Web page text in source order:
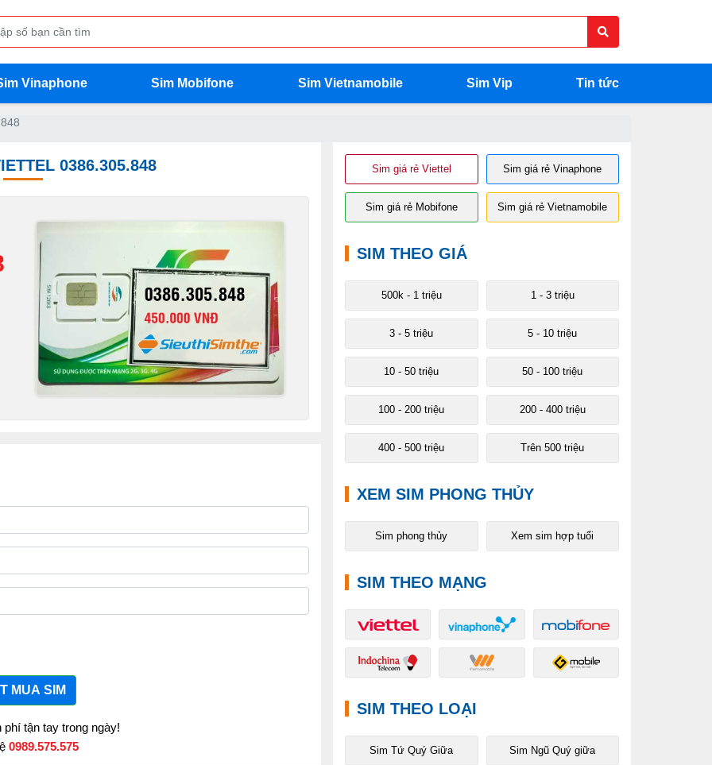
Vinaphone Sim Mobifone Sim Vietnamobile Sim Vip Tin tức
0386.305.848
MUA SIM
tận tay trong ngày!
0989.575.575
Sim giá rẻ Viettel Sim giá rẻ Vinaphone
Sim giá rẻ Mobifone Sim giá rẻ Vietnamobile
SIM THEO GIÁ
500k - 1 triệu 1 - 3 triệu
3 - 5 triệu 5 - 10 triệu
10 - 50 triệu 50 - 100 triệu
100 - 200 triệu 200 - 400 triệu
400 - 500 triệu Trên 500 triệu
XEM SIM PHONG THỦY
Sim phong thủy Xem sim hợp tuổi
SIM THEO MẠNG
SIM THEO LOẠI
Sim Tứ Quý Giữa Sim Ngũ Quý giữa